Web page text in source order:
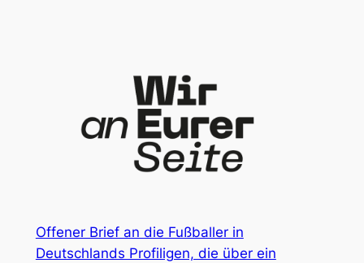
Offener Brief an die Fußballer in
Deutschlands Profiligen, die über ein